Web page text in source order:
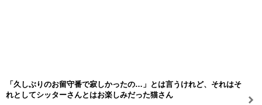
「久しぶりのお留守番で寂しかったの…」とは言うけれど、それはそ
れとしてシッターさんとはお楽しみだった猫さん